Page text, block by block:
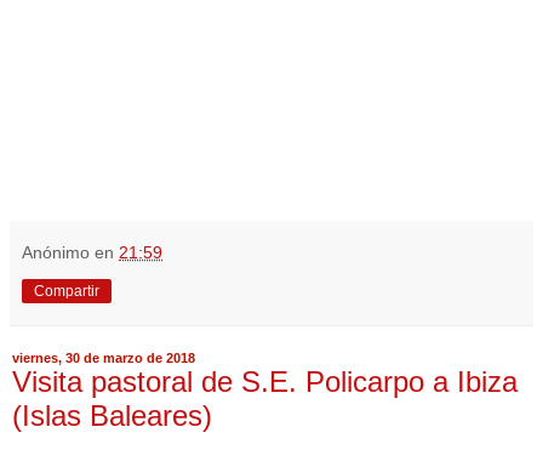
Anónimo en 21:59
Compartir
viernes, 30 de marzo de 2018
Visita pastoral de S.E. Policarpo a Ibiza
(Islas Baleares)